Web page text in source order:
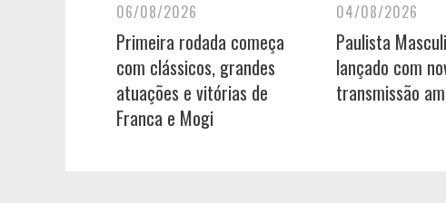
06/08/2026
Primeira rodada começa
com clássicos, grandes
atuações e vitórias de
Franca e Mogi
04/08/2026
Paulista
lançado com
transmissão